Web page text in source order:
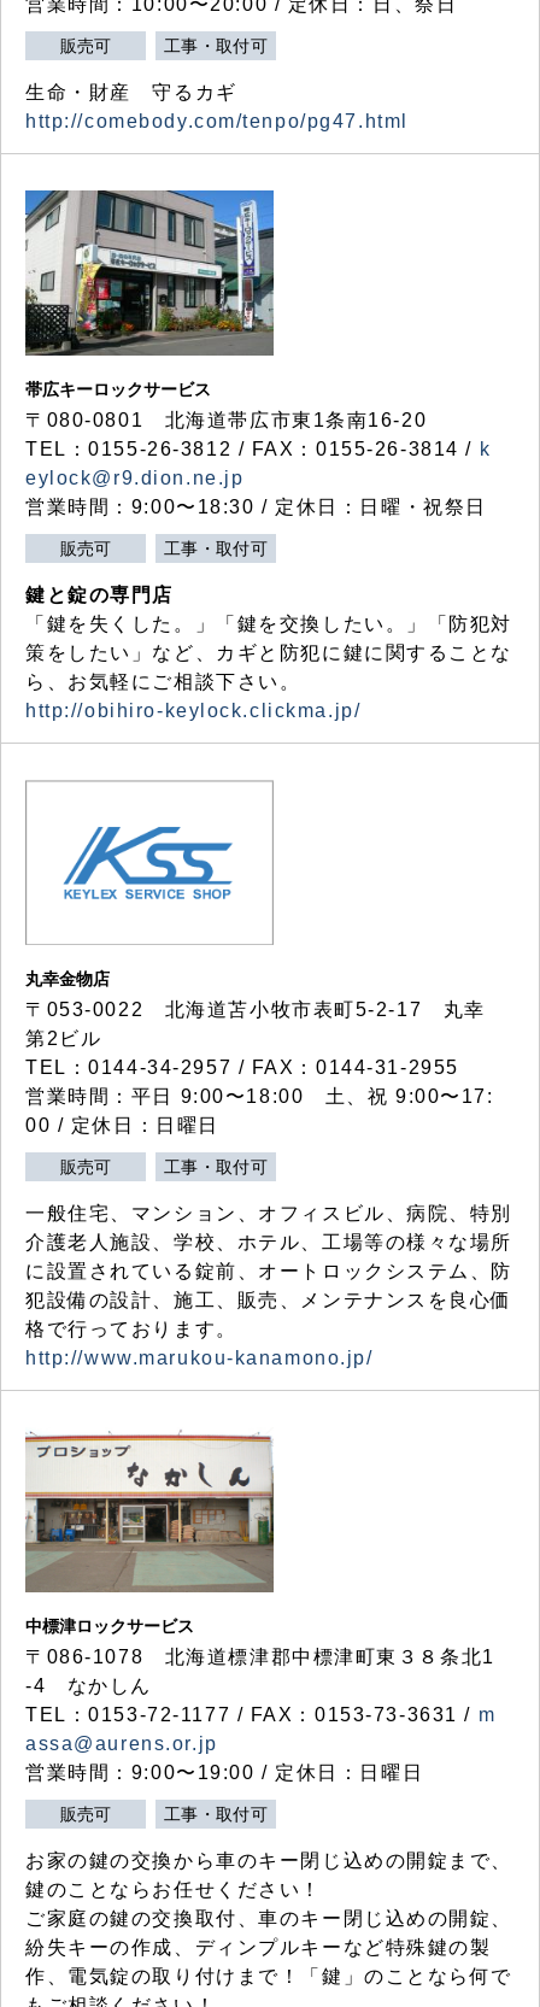
営業時間：10:00〜20:00 / 定休日：日、祭日
販売可 工事・取付可
生命・財産 守るカギ
http://comebody.com/tenpo/pg47.html
帯広キーロックサービス
〒080-0801 北海道帯広市東1条南16-20
TEL：0155-26-3812 / FAX：0155-26-3814 / k
eylock@r9.dion.ne.jp
営業時間：9:00〜18:30 / 定休日：日曜・祝祭日
販売可 工事・取付可
鍵と錠の専門店
「鍵を失くした。」「鍵を交換したい。」「防犯対
策をしたい」など、カギと防犯に鍵に関することな
ら、お気軽にご相談下さい。
http://obihiro-keylock.clickma.jp/
丸幸金物店
〒053-0022 北海道苫小牧市表町5-2-17 丸幸
第2ビル
TEL：0144-34-2957 / FAX：0144-31-2955
営業時間：平日 9:00〜18:00 土、祝 9:00〜17:
00 / 定休日：日曜日
販売可 工事・取付可
一般住宅、マンション、オフィスビル、病院、特別
介護老人施設、学校、ホテル、工場等の様々な場所
に設置されている錠前、オートロックシステム、防
犯設備の設計、施工、販売、メンテナンスを良心価
格で行っております。
http://www.marukou-kanamono.jp/
中標津ロックサービス
〒086-1078 北海道標津郡中標津町東３８条北1
-4 なかしん
TEL：0153-72-1177 / FAX：0153-73-3631 / m
assa@aurens.or.jp
営業時間：9:00〜19:00 / 定休日：日曜日
販売可 工事・取付可
お家の鍵の交換から車のキー閉じ込めの開錠まで、
鍵のことならお任せください！
ご家庭の鍵の交換取付、車のキー閉じ込めの開錠、
紛失キーの作成、ディンプルキーなど特殊鍵の製
作、電気錠の取り付けまで！「鍵」のことなら何で